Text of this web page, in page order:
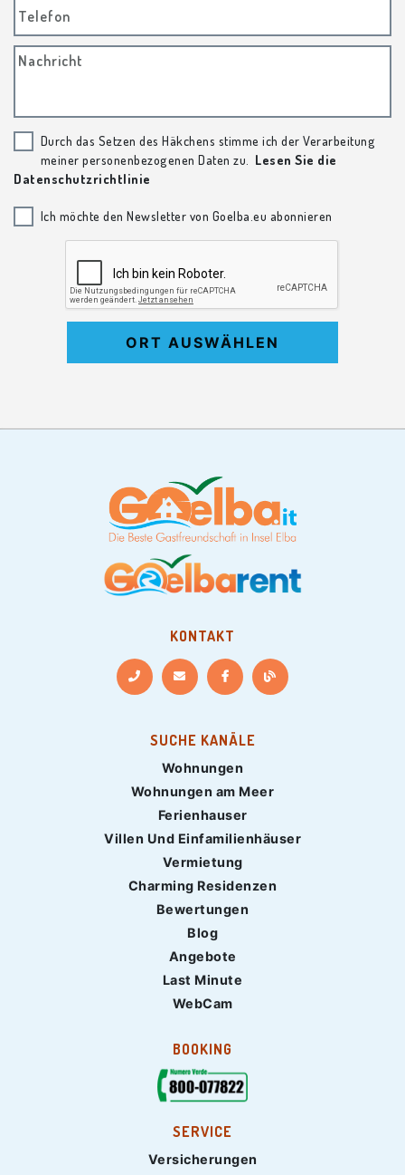
Telefon
Nachricht
Durch das Setzen des Häkchens stimme ich der Verarbeitung
meiner personenbezogenen Daten zu.
Lesen Sie die
Datenschutzrichtlinie
Ich möchte den Newsletter von Goelba.eu abonnieren
ORT AUSWÄHLEN
KONTAKT
SUCHE KANÄLE
Wohnungen
Wohnungen am Meer
Ferienhauser
Villen Und Einfamilienhäuser
Vermietung
Charming Residenzen
Bewertungen
Blog
Angebote
Last Minute
WebCam
BOOKING
SERVICE
Versicherungen